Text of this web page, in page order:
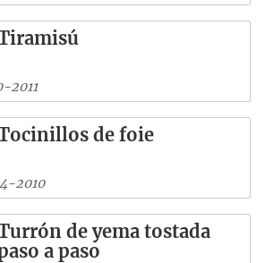
2011
de foie
2010
de yema tostada
a paso